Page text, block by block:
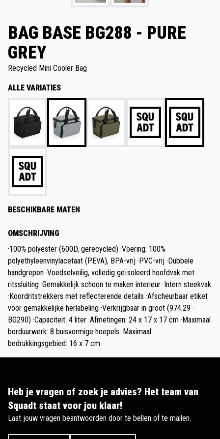
BAG BASE BG288 - PURE
GREY
Recycled Mini Cooler Bag
ALLE VARIATIES
BESCHIKBARE MATEN
OMSCHRIJVING
·100% polyester (600D, gerecycled) ·Voering: 100%
polyethyleenvinylacetaat (PEVA), BPA-vrij ·PVC-vrij ·Dubbele
handgrepen ·Voedselveilig, volledig geïsoleerd hoofdvak met
ritssluiting ·Gemakkelijk schoon te maken interieur ·Intern steekvak
·Koordritstrekkers met reflecterende details ·Afscheurbaar etiket
voor gemakkelijke herlabeling ·Verkrijgbaar in groot (974.29 -
BG290) ·Capaciteit: 4 liter ·Afmetingen: 24 x 17 x 17 cm ·Maximaal
borduurwerk: 8 buisvormige hoepels ·Maximaal
bedrukkingsgebied: 16 x 7 cm.
Heb je vragen of zoek je advies? Het team van
Squadt staat voor jou klaar!
Laat jouw vragen beantwoorden door te bellen of te mailen.